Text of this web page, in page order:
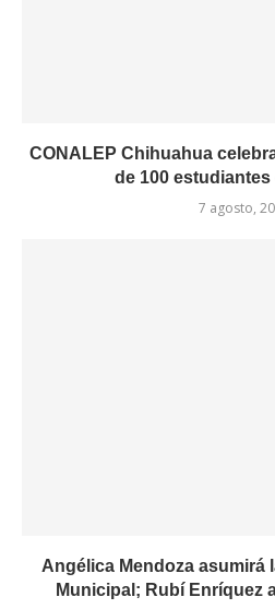
CONALEP Chihuahua
de 100 estudiantes
7 agosto,
Angélica Mendoza asumirá
Municipal; Rubí Enríquez